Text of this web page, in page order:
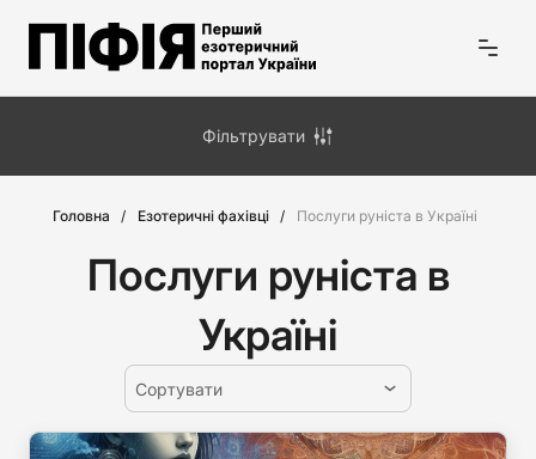
Головна Езотеричні фахівці Послуги руніста в Україні
Послуги руніста в
Україні
Сортувати
Фільтрувати